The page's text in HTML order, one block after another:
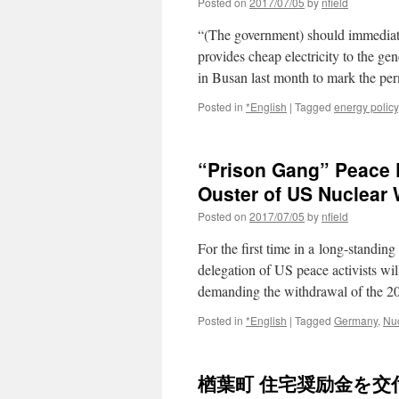
“(The government) should
provides cheap electricity to the
in Busan last month to mark the
Posted in *English | Tagged energy policy
“Prison Gang”
Ouster of US Nuclear
Posted on 2017/07/05 by nfield
For the first time in a long-
delegation of US peace activists
demanding the withdrawal of the
Posted in *English | Tagged Germany,
楢葉町 住宅奨励金を